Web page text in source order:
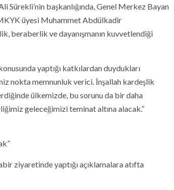
Sürekli’nin başkanlığında, Genel Merkez Bayan
üyesi Muhammet Abdülkadir
beraberlik ve dayanışmanın kuvvetlendiği
yaptığı katkılardan duydukları
nokta memnunluk verici. İnşallah kardeşlik
ülkemizde, bu sorunu da bir daha
geleceğimizi teminat altına alacak.”
ziyaretinde yaptığı açıklamalara atıfta